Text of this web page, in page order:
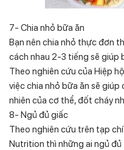
7- Chia nhỏ bữa ăn
Bạn nên chia nhỏ thực đơn
cách nhau 2-3 tiếng sẽ giúp
Theo nghiên cứu của Hiệp
việc chia nhỏ bữa ăn sẽ
nhiên của cơ thể, đốt cháy
8- Ngủ đủ giấc
Theo nghiên cứu trên tạp
Nutrition thì những ai ngủ